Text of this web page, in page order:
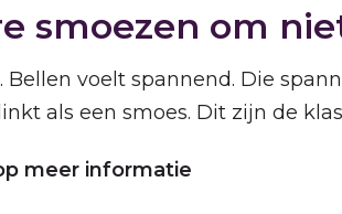
smoezen om
Bellen voelt spannend. Die
als een smoes. Dit zijn de
meer informatie